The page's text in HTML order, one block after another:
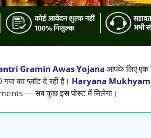
Gramin Awas Yojana आपके लिए एक
का प्लॉट दे रही है। Haryana
— सब कुछ इस पोस्ट में मिलेगा।